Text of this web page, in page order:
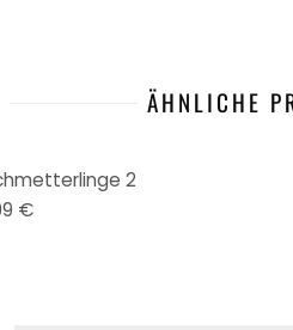
ÄHNLICHE
2
€